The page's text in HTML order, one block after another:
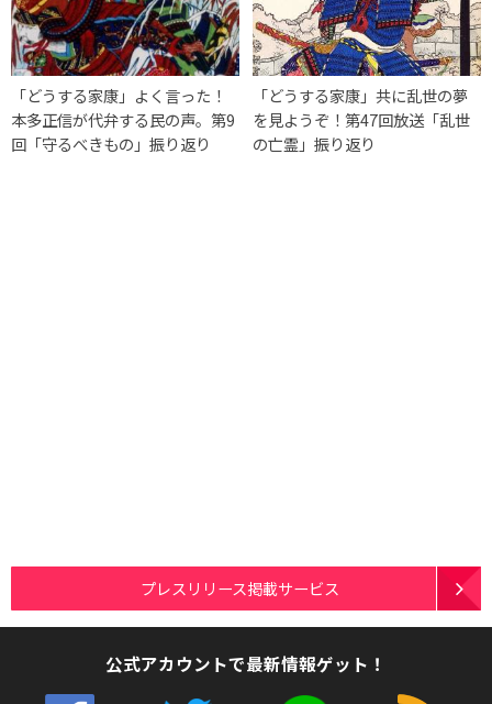
「どうする家康」よく言った！
本多正信が代弁する民の声。第9
回「守るべきもの」振り返り
「どうする家康」共に乱世の夢
を見ようぞ！第47回放送「乱世
の亡霊」振り返り
プレスリリース掲載サービス
公式アカウントで最新情報ゲット！